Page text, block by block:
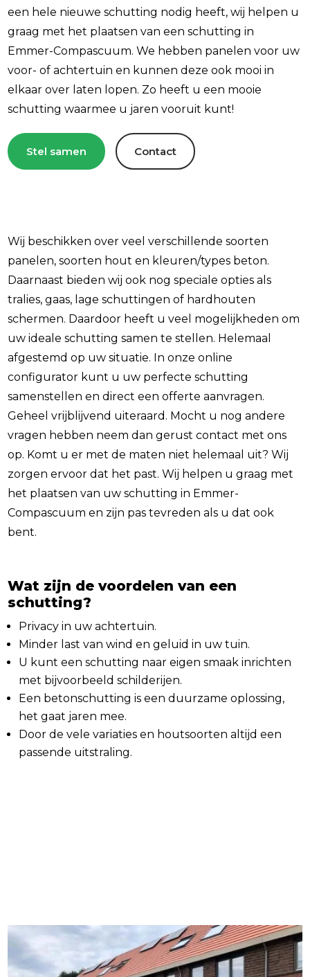
een hele nieuwe schutting nodig heeft, wij helpen u
graag met het plaatsen van een schutting in
Emmer-Compascuum. We hebben panelen voor uw
voor- of achtertuin en kunnen deze ook mooi in
elkaar over laten lopen. Zo heeft u een mooie
schutting waarmee u jaren vooruit kunt!
Stel samen Contact
Wij beschikken over veel verschillende soorten
panelen, soorten hout en kleuren/types beton.
Daarnaast bieden wij ook nog speciale opties als
tralies, gaas, lage schuttingen of hardhouten
schermen. Daardoor heeft u veel mogelijkheden om
uw ideale schutting samen te stellen. Helemaal
afgestemd op uw situatie. In onze online
configurator kunt u uw perfecte schutting
samenstellen en direct een offerte aanvragen.
Geheel vrijblijvend uiteraard. Mocht u nog andere
vragen hebben neem dan gerust contact met ons
op. Komt u er met de maten niet helemaal uit? Wij
zorgen ervoor dat het past. Wij helpen u graag met
het plaatsen van uw schutting in Emmer-
Compascuum en zijn pas tevreden als u dat ook
bent.
Wat zijn de voordelen van een
schutting?
Privacy in uw achtertuin.
Minder last van wind en geluid in uw tuin.
U kunt een schutting naar eigen smaak inrichten
met bijvoorbeeld schilderijen.
Een betonschutting is een duurzame oplossing,
het gaat jaren mee.
Door de vele variaties en houtsoorten altijd een
passende uitstraling.